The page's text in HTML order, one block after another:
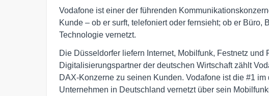
Vodafone ist einer der führenden
Kunde – ob er surft, telefoniert oder fernsieht; ob er Büro,
Technologie vernetzt.
Die Düsseldorfer liefern Internet, Mobilfunk, Festnetz und
Digitalisierungspartner der deutschen Wirtschaft zählt
DAX-Konzerne zu seinen Kunden. Vodafone ist die #1
Unternehmen in Deutschland vernetzt über sein